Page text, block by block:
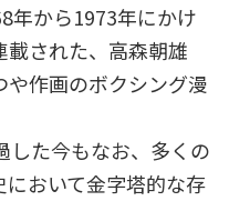
年から1973年にかけ
された、高森朝雄
や作画のボクシング漫
した今もなお、多くの
おいて金字塔的な存